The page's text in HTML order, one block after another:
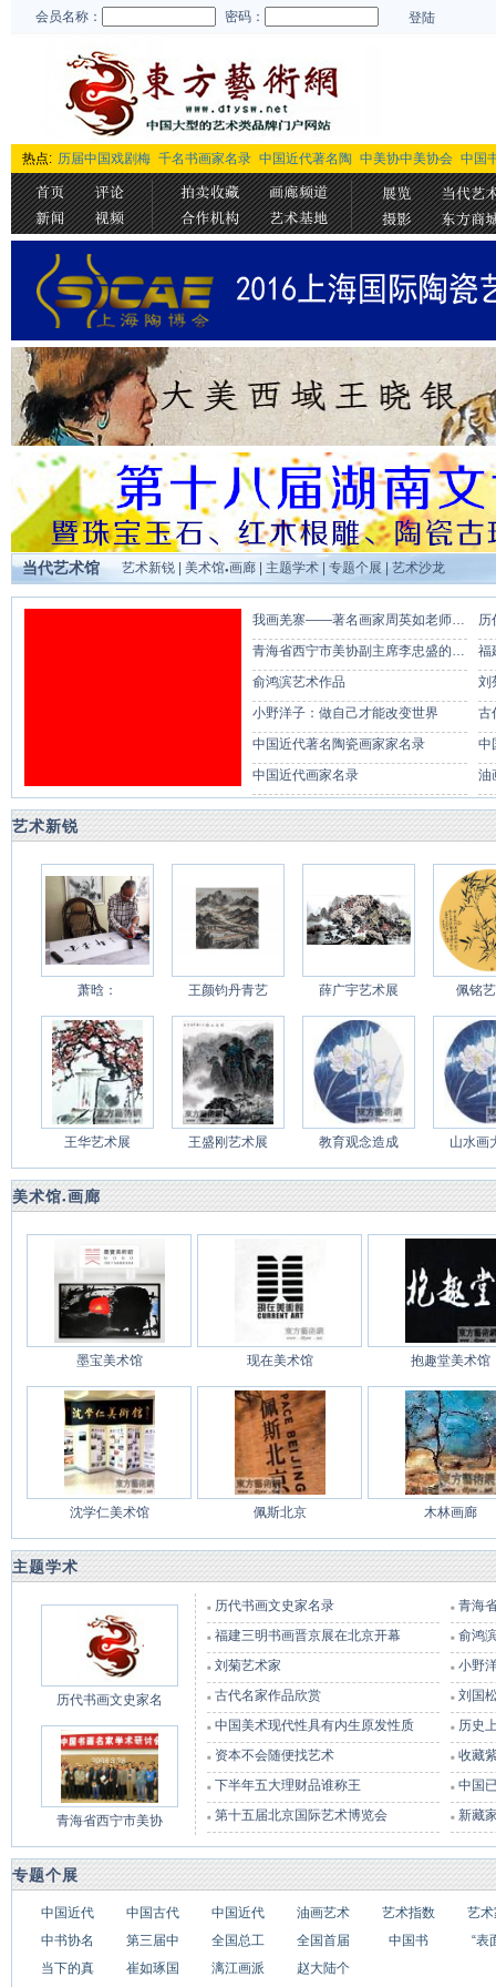
会员名称： 密码： 登陆
热点: 历届中国戏剧梅 千名书画家名录 中国近代著名陶 中美协中美协会 中国
当代艺术馆 艺术新锐 美术馆●画廊 主题学术 专题个展 艺术沙龙
我画羌寨——著名画家周英如老师…
历
青海省西宁市美协副主席李忠盛的…
福
俞鸿滨艺术作品
刘
小野洋子：做自己才能改变世界
古
中国近代著名陶瓷画家家名录
中
中国近代画家名录
油
艺术新锐
萧晗： 王颜钧丹青艺 薛广宇艺术展 佩铭
王华艺术展 王盛刚艺术展 教育观念造成 山水画
美术馆● 画廊
墨宝美术馆 现在美术馆 抱趣堂美术馆
沈学仁美术馆 佩斯北京 木林画廊
主题学术
历代书画文史家名
青海省西宁市美协
■ 历代书画文史家名录 ■ 青海
■ 福建三明书画晋京展在北京开幕 ■ 俞鸿
■ 刘菊艺术家 ■ 小野
■ 古代名家作品欣赏 ■ 刘国
■ 中国美术现代性具有内生原发性质 ■ 历史
■ 资本不会随便找艺术 ■ 收藏
■ 下半年五大理财品谁称王 ■ 中国
■ 第十五届北京国际艺术博览会 ■ 新藏
专题个展
中国近代 中国古代 中国近代 油画艺术 艺术指数
艺
中书协名
第三届中 全国总工 全国首届 中国书
“
当下的真
崔如琢国 漓江画派 赵大陆个